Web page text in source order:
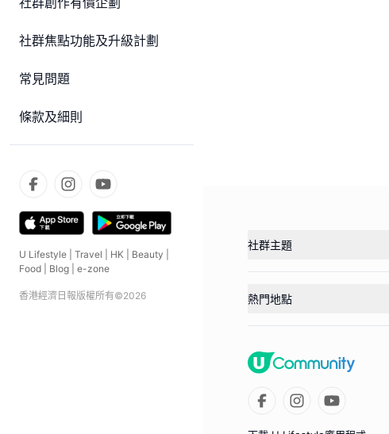
社群焦點功能及升級計劃
常見問題
條款及細則
U Lifestyle Travel HK Beauty
Food
Blog e-zone
香港經濟日報版權所有©2026
社群主題
熱門地點